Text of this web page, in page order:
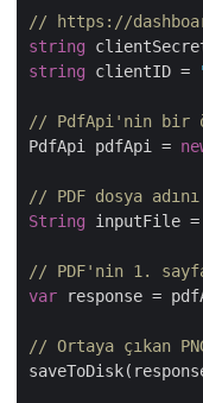
// https://
string
string clientID =
// PdfApi'nin bir
PdfApi pdfApi =
// PDF dosya
String inputFile =
// PDF'nin 1.
var response =
// Ortaya çıkan